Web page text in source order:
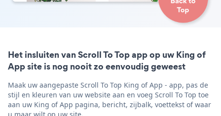
Het insluiten van Scroll To Top app op uw King of
App site is nog nooit zo eenvoudig geweest
Maak uw aangepaste Scroll To Top King of App - app, pas de
stijl en kleuren van uw website aan en voeg Scroll To Top toe
aan uw King of App pagina, bericht, zijbalk, voettekst of waar